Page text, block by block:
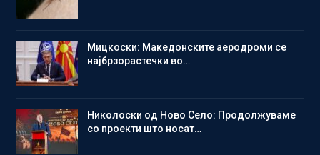
Мицкоски: Македонските аеродроми се
најбрзорастечки во…
Николоски од Ново Село: Продолжуваме
со проекти што носат…